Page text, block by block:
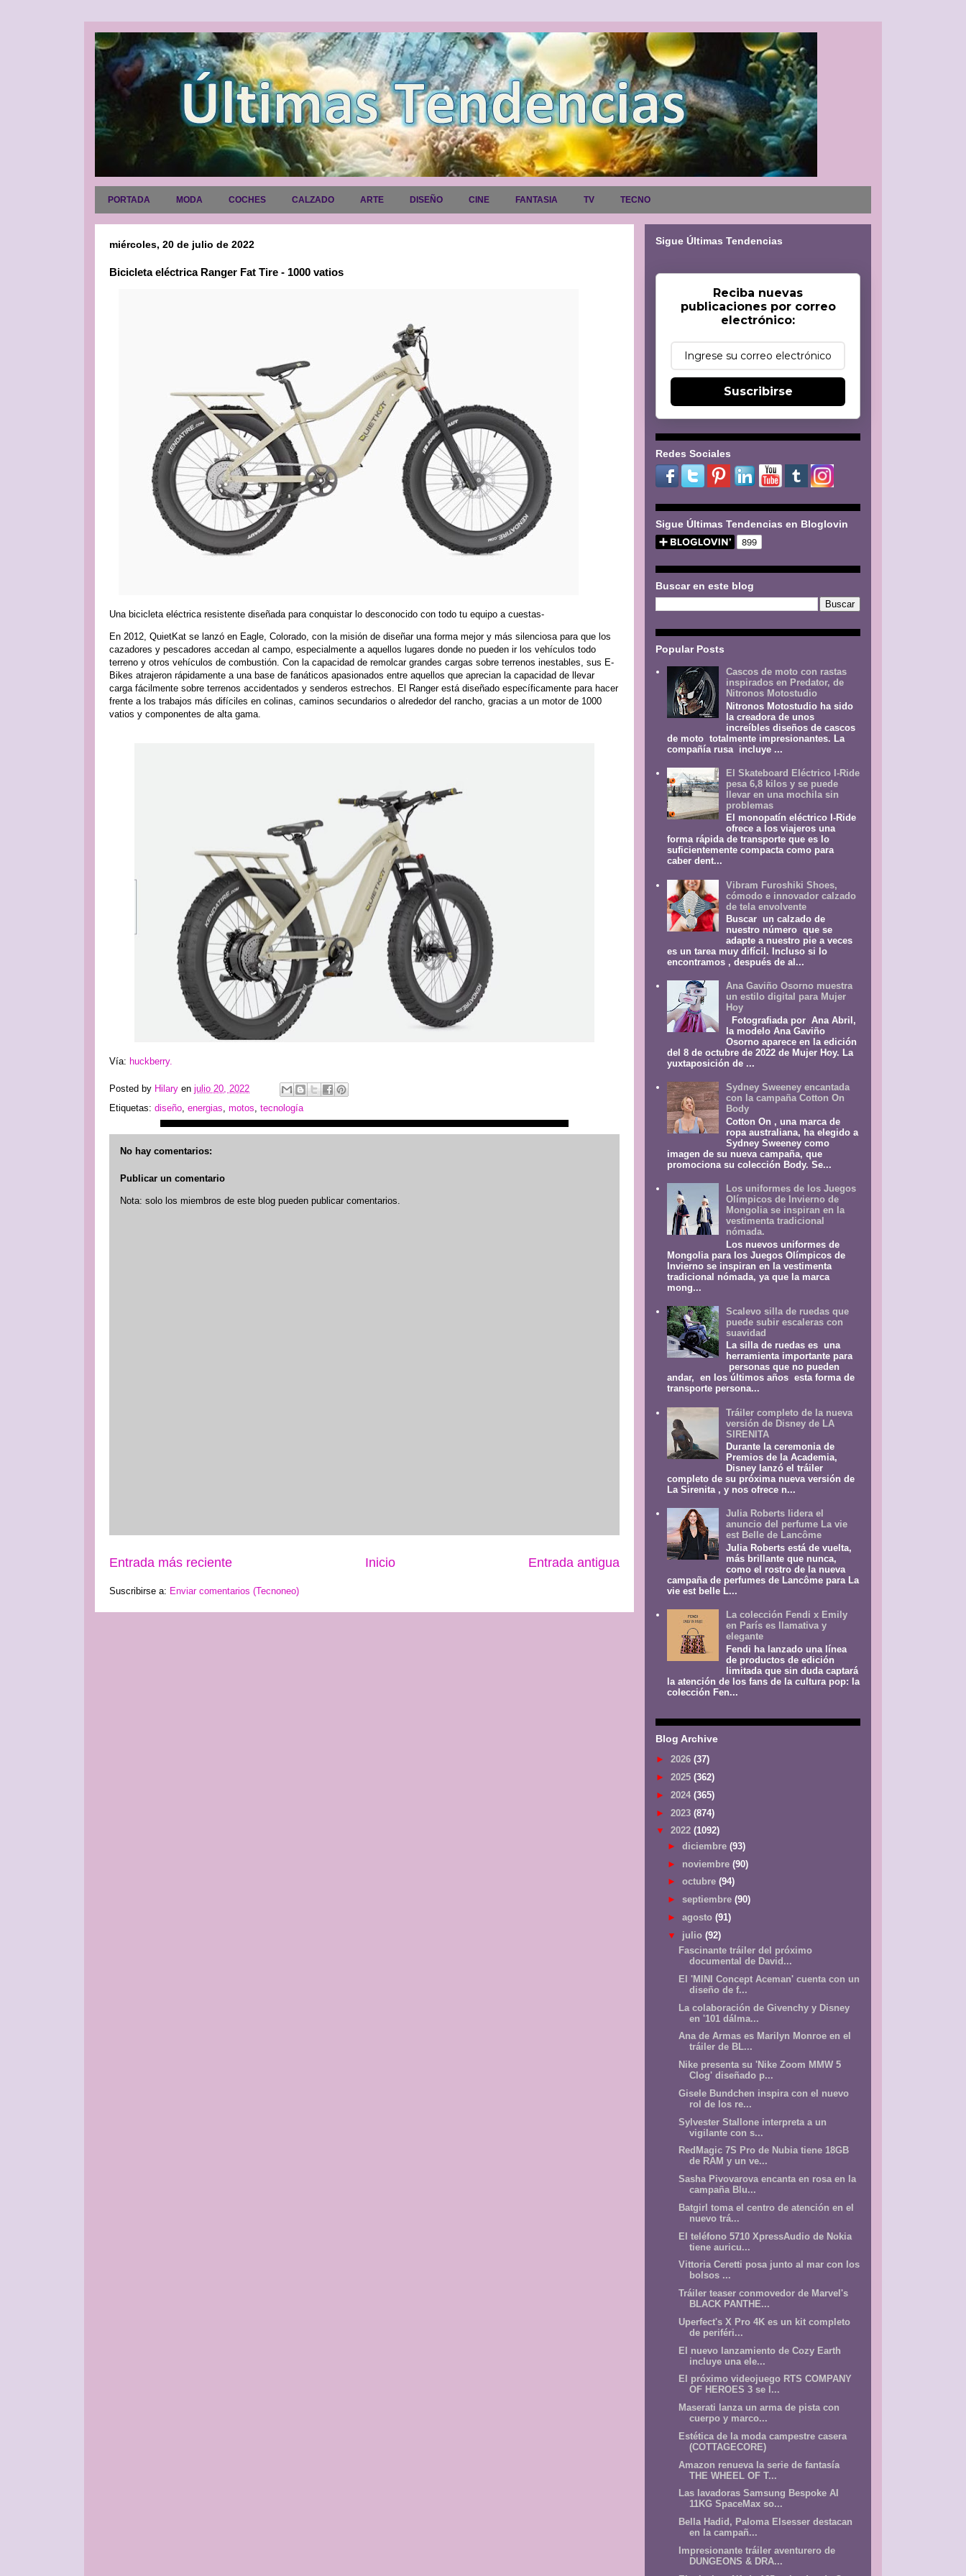
PORTADA MODA COCHES CALZADO ARTE DISEÑO CINE FANTASIA TV TECNO
miércoles, 20 de julio de 2022
Bicicleta eléctrica Ranger Fat Tire - 1000 vatios
Una bicicleta eléctrica resistente diseñada para conquistar lo desconocido con todo tu equipo a cuestas-
En 2012, QuietKat se lanzó en Eagle, Colorado, con la misión de diseñar una forma mejor y más silenciosa para que los
cazadores y pescadores accedan al campo, especialmente a aquellos lugares donde no pueden ir los vehículos todo
terreno y otros vehículos de combustión. Con la capacidad de remolcar grandes cargas sobre terrenos inestables, sus E-
Bikes atrajeron rápidamente a una base de fanáticos apasionados entre aquellos que aprecian la capacidad de llevar
carga fácilmente sobre terrenos accidentados y senderos estrechos. El Ranger está diseñado específicamente para hacer
frente a los trabajos más difíciles en colinas, caminos secundarios o alrededor del rancho, gracias a un motor de 1000
vatios y componentes de alta gama.
Vía: huckberry.
Posted by Hilary en julio 20, 2022
Etiquetas: diseño energias motos tecnología
No hay comentarios:
Publicar un comentario
Nota: solo los miembros de este blog pueden publicar comentarios.
Entrada más reciente Entrada antigua
Inicio
Suscribirse a: Enviar comentarios (Tecnoneo)
Sigue Últimas Tendencias
Reciba nuevas
publicaciones por correo
electrónico:
Suscribirse
Redes Sociales
Sigue Últimas Tendencias en Bloglovin
Buscar en este blog
Popular Posts
Cascos de moto con rastas
inspirados en Predator, de
Nitronos Motostudio
Nitronos Motostudio ha sido
la creadora de unos
increíbles diseños de cascos
de moto totalmente impresionantes. La
compañía rusa incluye ...
El Skateboard Eléctrico I-Ride
pesa 6,8 kilos y se puede
llevar en una mochila sin
problemas
El monopatín eléctrico I-Ride
ofrece a los viajeros una
forma rápida de transporte que es lo
suficientemente compacta como para
caber dent...
Vibram Furoshiki Shoes,
cómodo e innovador calzado
de tela envolvente
Buscar un calzado de
nuestro número que se
adapte a nuestro pie a veces
es un tarea muy difícil. Incluso si lo
encontramos , después de al...
Ana Gaviño Osorno muestra
un estilo digital para Mujer
Hoy
Fotografiada por Ana Abril,
la modelo Ana Gaviño
Osorno aparece en la edición
del 8 de octubre de 2022 de Mujer Hoy. La
yuxtaposición de ...
Sydney Sweeney encantada
con la campaña Cotton On
Body
Cotton On , una marca de
ropa australiana, ha elegido a
Sydney Sweeney como
imagen de su nueva campaña, que
promociona su colección Body. Se...
Los uniformes de los Juegos
Olímpicos de Invierno de
Mongolia se inspiran en la
vestimenta tradicional
nómada.
Los nuevos uniformes de
Mongolia para los Juegos Olímpicos de
Invierno se inspiran en la vestimenta
tradicional nómada, ya que la marca
mong...
Scalevo silla de ruedas que
puede subir escaleras con
suavidad
La silla de ruedas es una
herramienta importante para
personas que no pueden
andar, en los últimos años esta forma de
transporte persona...
Tráiler completo de la nueva
versión de Disney de LA
SIRENITA
Durante la ceremonia de
Premios de la Academia,
Disney lanzó el tráiler
completo de su próxima nueva versión de
La Sirenita , y nos ofrece n...
Julia Roberts lidera el
anuncio del perfume La vie
est Belle de Lancôme
Julia Roberts está de vuelta,
más brillante que nunca,
como el rostro de la nueva
campaña de perfumes de Lancôme para La
vie est belle L...
La colección Fendi x Emily
en París es llamativa y
elegante
Fendi ha lanzado una línea
de productos de edición
limitada que sin duda captará
la atención de los fans de la cultura pop: la
colección Fen...
Blog Archive
► 2026 (37)
► 2025 (362)
► 2024 (365)
► 2023 (874)
▼ 2022 (1092)
► diciembre (93)
► noviembre (90)
► octubre (94)
► septiembre (90)
► agosto (91)
▼ julio (92)
Fascinante tráiler del próximo
documental de David...
El 'MINI Concept Aceman' cuenta con un
diseño de f...
La colaboración de Givenchy y Disney
en '101 dálma...
Ana de Armas es Marilyn Monroe en el
tráiler de BL...
Nike presenta su 'Nike Zoom MMW 5
Clog' diseñado p...
Gisele Bundchen inspira con el nuevo
rol de los re...
Sylvester Stallone interpreta a un
vigilante con s...
RedMagic 7S Pro de Nubia tiene 18GB
de RAM y un ve...
Sasha Pivovarova encanta en rosa en la
campaña Blu...
Batgirl toma el centro de atención en el
nuevo trá...
El teléfono 5710 XpressAudio de Nokia
tiene auricu...
Vittoria Ceretti posa junto al mar con los
bolsos ...
Tráiler teaser conmovedor de Marvel's
BLACK PANTHE...
Uperfect's X Pro 4K es un kit completo
de periféri...
El nuevo lanzamiento de Cozy Earth
incluye una ele...
El próximo videojuego RTS COMPANY
OF HEROES 3 se l...
Maserati lanza un arma de pista con
cuerpo y marco...
Estética de la moda campestre casera
(COTTAGECORE)
Amazon renueva la serie de fantasía
THE WHEEL OF T...
Las lavadoras Samsung Bespoke AI
11KG SpaceMax so...
Bella Hadid, Paloma Elsesser destacan
en la campañ...
Impresionante tráiler aventurero de
DUNGEONS & DRA...